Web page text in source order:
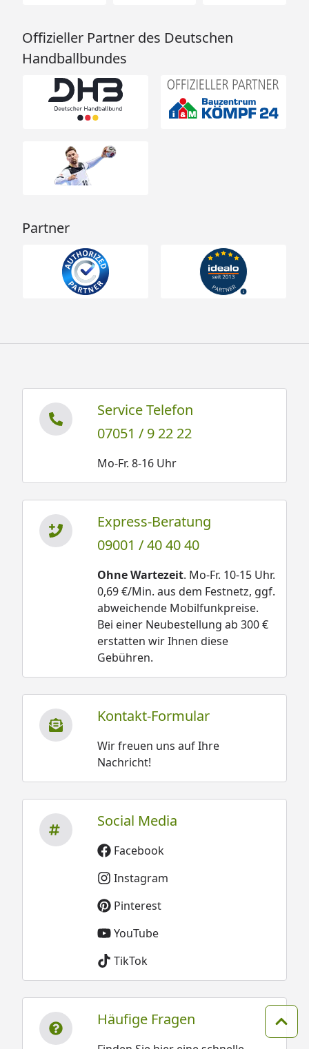
Offizieller Partner des Deutschen
Handballbundes
Partner
Service Telefon
07051 / 9 22 22
Mo-Fr. 8-16 Uhr
Express-Beratung
09001 / 40 40 40
Ohne Wartezeit. Mo-Fr. 10-15 Uhr.
0,69 €/Min. aus dem Festnetz, ggf.
abweichende Mobilfunkpreise.
Bei einer Neubestellung ab 300 €
erstatten wir Ihnen diese
Gebühren.
Kontakt-Formular
Wir freuen uns auf Ihre
Nachricht!
Social Media
Facebook
Instagram
Pinterest
YouTube
TikTok
Häufige Fragen